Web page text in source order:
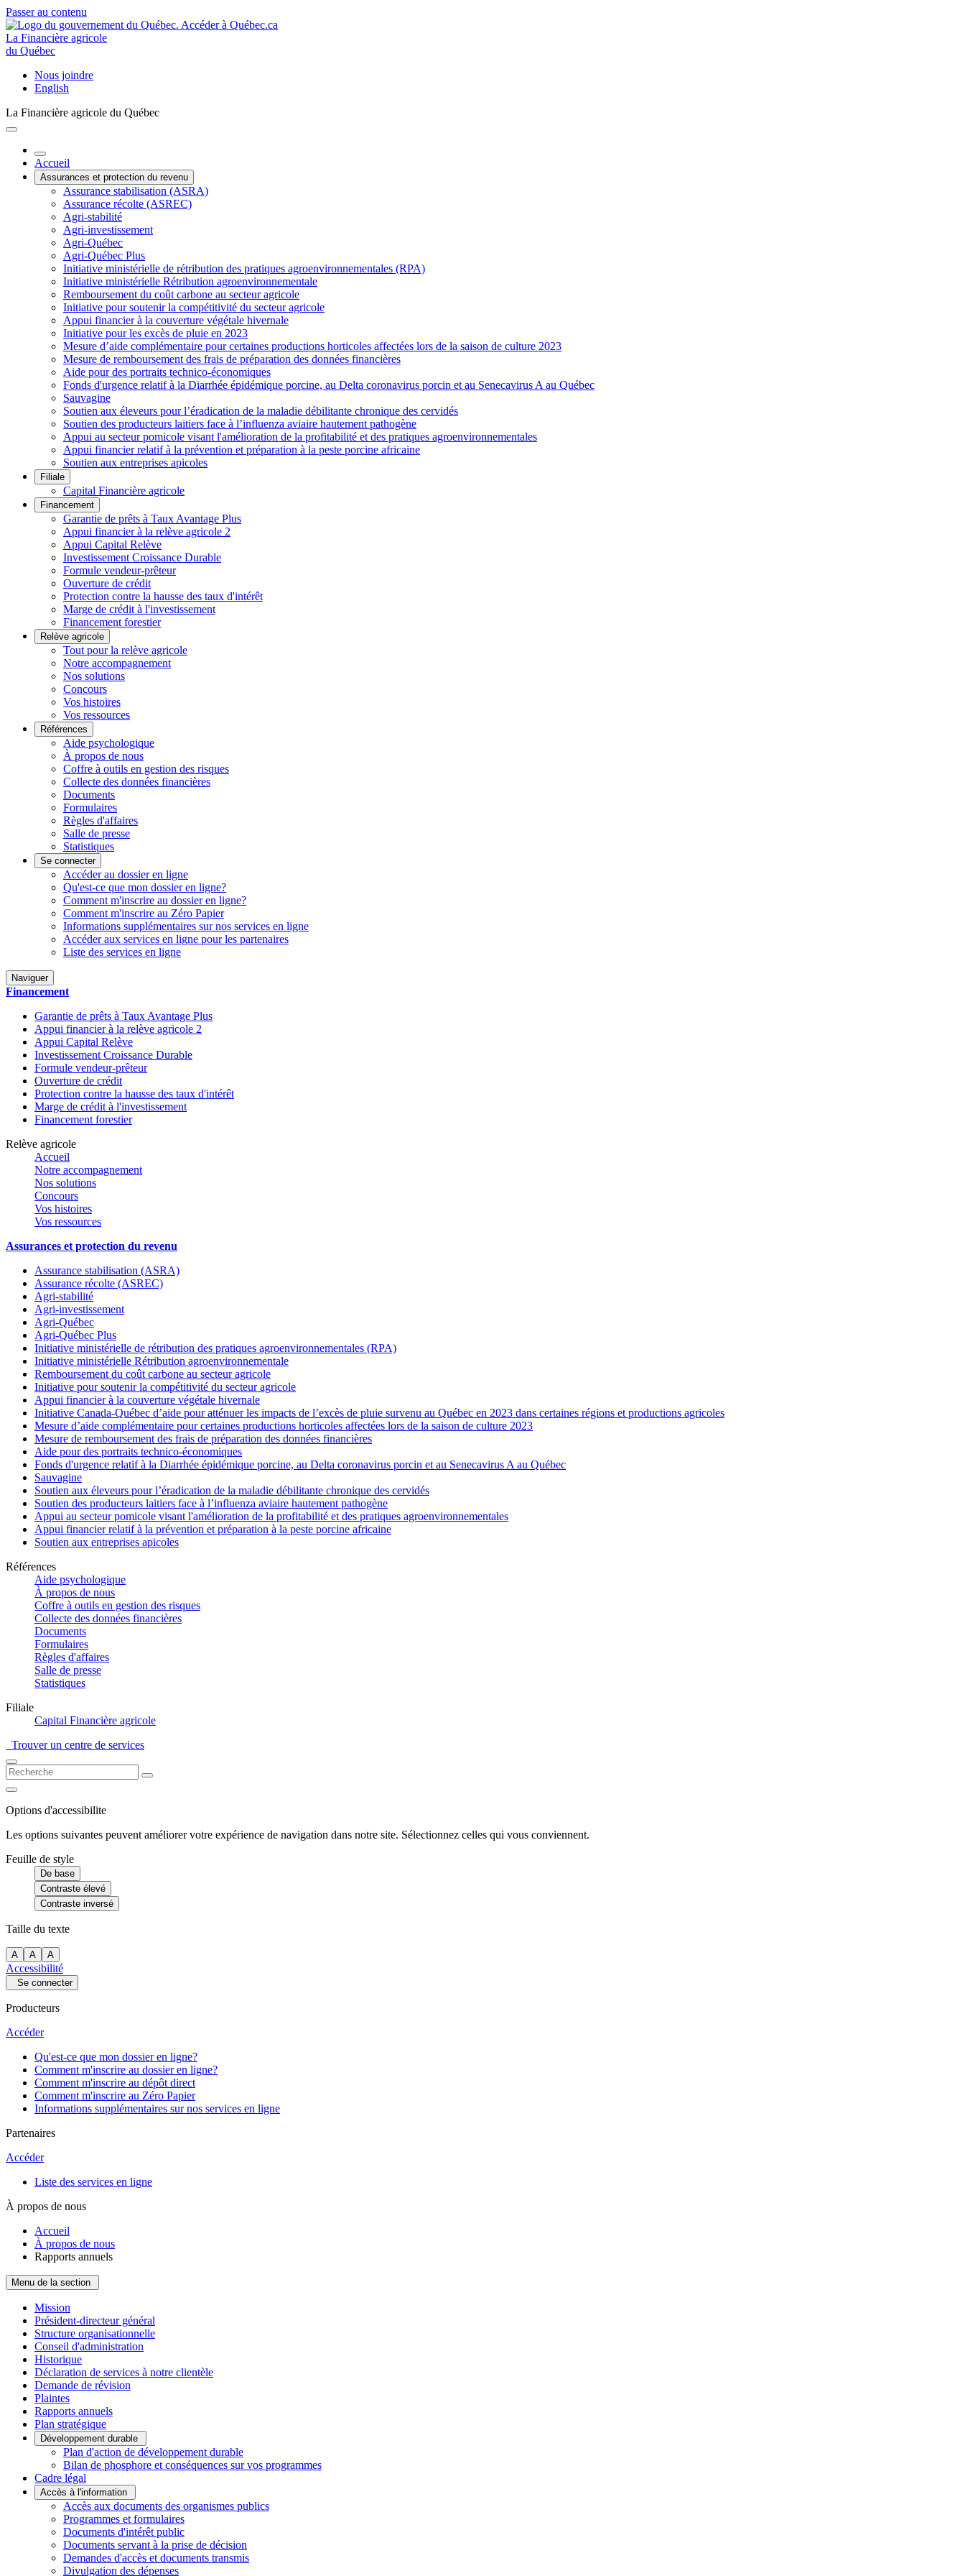
Passer au contenu
La Financière agricole
du Québec
Nous joindre
English
La Financière agricole du Québec
Accueil
Assurances et protection du revenu
Assurance stabilisation (ASRA)
Assurance récolte (ASREC)
Agri-stabilité
Agri-investissement
Agri-Québec
Agri-Québec Plus
Initiative ministérielle de rétribution des pratiques agroenvironnementales (RPA)
Initiative ministérielle Rétribution agroenvironnementale
Remboursement du coût carbone au secteur agricole
Initiative pour soutenir la compétitivité du secteur agricole
Appui financier à la couverture végétale hivernale
Initiative pour les excès de pluie en 2023
Mesure d’aide complémentaire pour certaines productions horticoles affectées lors de la saison de culture 2023
Mesure de remboursement des frais de préparation des données financières
Aide pour des portraits technico-économiques
Fonds d'urgence relatif à la Diarrhée épidémique porcine, au Delta coronavirus porcin et au Senecavirus A au Québec
Sauvagine
Soutien aux éleveurs pour l’éradication de la maladie débilitante chronique des cervidés
Soutien des producteurs laitiers face à l’influenza aviaire hautement pathogène
Appui au secteur pomicole visant l'amélioration de la profitabilité et des pratiques agroenvironnementales
Appui financier relatif à la prévention et préparation à la peste porcine africaine
Soutien aux entreprises apicoles
Filiale
Capital Financière agricole
Financement
Garantie de prêts à Taux Avantage Plus
Appui financier à la relève agricole 2
Appui Capital Relève
Investissement Croissance Durable
Formule vendeur-prêteur
Ouverture de crédit
Protection contre la hausse des taux d'intérêt
Marge de crédit à l'investissement
Financement forestier
Relève agricole
Tout pour la relève agricole
Notre accompagnement
Nos solutions
Concours
Vos histoires
Vos ressources
Références
Aide psychologique
À propos de nous
Coffre à outils en gestion des risques
Collecte des données financières
Documents
Formulaires
Règles d'affaires
Salle de presse
Statistiques
Se connecter
Accéder au dossier en ligne
Qu'est-ce que mon dossier en ligne?
Comment m'inscrire au dossier en ligne?
Comment m'inscrire au Zéro Papier
Informations supplémentaires sur nos services en ligne
Accéder aux services en ligne pour les partenaires
Liste des services en ligne
Naviguer
Financement
Garantie de prêts à Taux Avantage Plus
Appui financier à la relève agricole 2
Appui Capital Relève
Investissement Croissance Durable
Formule vendeur-prêteur
Ouverture de crédit
Protection contre la hausse des taux d'intérêt
Marge de crédit à l'investissement
Financement forestier
Relève agricole
Accueil
Notre accompagnement
Nos solutions
Concours
Vos histoires
Vos ressources
Assurances et protection du revenu
Assurance stabilisation (ASRA)
Assurance récolte (ASREC)
Agri-stabilité
Agri-investissement
Agri-Québec
Agri-Québec Plus
Initiative ministérielle de rétribution des pratiques agroenvironnementales (RPA)
Initiative ministérielle Rétribution agroenvironnementale
Remboursement du coût carbone au secteur agricole
Initiative pour soutenir la compétitivité du secteur agricole
Appui financier à la couverture végétale hivernale
Initiative Canada-Québec d’aide pour atténuer les impacts de l’excès de pluie survenu au Québec en 2023 dans certaines régions et productions agricoles
Mesure d’aide complémentaire pour certaines productions horticoles affectées lors de la saison de culture 2023
Mesure de remboursement des frais de préparation des données financières
Aide pour des portraits technico-économiques
Fonds d'urgence relatif à la Diarrhée épidémique porcine, au Delta coronavirus porcin et au Senecavirus A au Québec
Sauvagine
Soutien aux éleveurs pour l’éradication de la maladie débilitante chronique des cervidés
Soutien des producteurs laitiers face à l’influenza aviaire hautement pathogène
Appui au secteur pomicole visant l'amélioration de la profitabilité et des pratiques agroenvironnementales
Appui financier relatif à la prévention et préparation à la peste porcine africaine
Soutien aux entreprises apicoles
Références
Aide psychologique
À propos de nous
Coffre à outils en gestion des risques
Collecte des données financières
Documents
Formulaires
Règles d'affaires
Salle de presse
Statistiques
Filiale
Capital Financière agricole
Trouver un centre de services
Options d'accessibilite
Les options suivantes peuvent améliorer votre expérience de navigation dans notre site. Sélectionnez celles qui vous conviennent.
Feuille de style
De base
Contraste élevé
Contraste inversé
Taille du texte
A A A
Accessibilité
Se connecter
Producteurs
Accéder
Qu'est-ce que mon dossier en ligne?
Comment m'inscrire au dossier en ligne?
Comment m'inscrire au dépôt direct
Comment m'inscrire au Zéro Papier
Informations supplémentaires sur nos services en ligne
Partenaires
Accéder
Liste des services en ligne
À propos de nous
Accueil
À propos de nous
Rapports annuels
Menu de la section
Mission
Président-directeur général
Structure organisationnelle
Conseil d'administration
Historique
Déclaration de services à notre clientèle
Demande de révision
Plaintes
Rapports annuels
Plan stratégique
Développement durable
Plan d'action de développement durable
Bilan de phosphore et conséquences sur vos programmes
Cadre légal
Accès à l'information
Accès aux documents des organismes publics
Programmes et formulaires
Documents d'intérêt public
Documents servant à la prise de décision
Demandes d'accès et documents transmis
Divulgation des dépenses